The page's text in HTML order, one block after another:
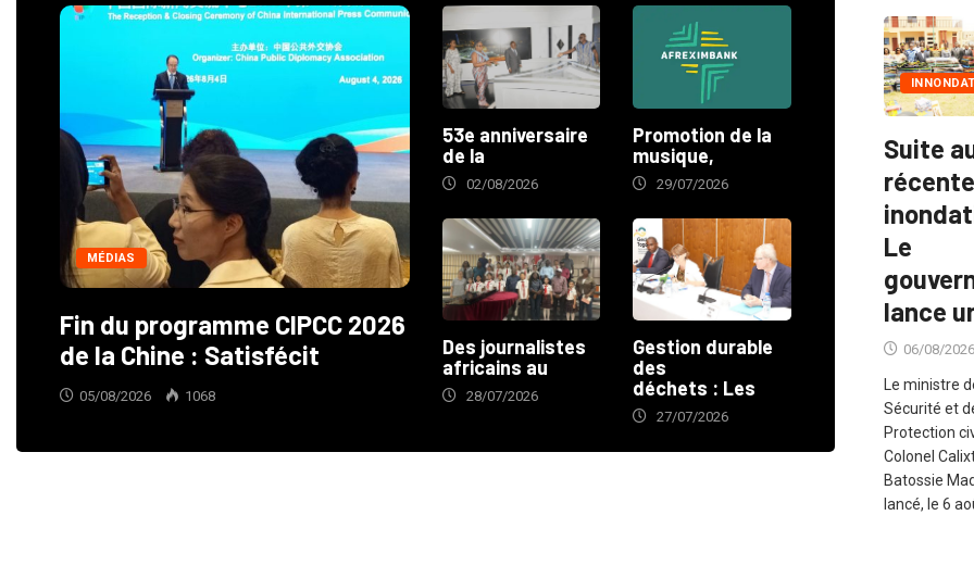
MÉDIAS
Fin du programme CIPCC 2026
de la Chine : Satisfécit
05/08/2026 1068
53e anniversaire
de la
02/08/2026
Promotion de la
musique,
29/07/2026
Des journalistes
africains au
28/07/2026
Gestion durable
des
déchets : Les
27/07/2026
Suite
Le
lance
06/08/2026
Le ministre
Sécurité et
Protection
Colonel
Batossie
lancé, le 6